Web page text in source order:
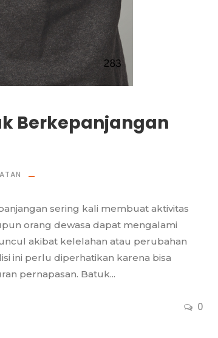
Berkepanjangan
0
sering kali membuat aktivitas
orang dewasa dapat mengalami
akibat kelelahan atau perubahan
ini perlu diperhatikan karena bisa
pernapasan. Batuk...